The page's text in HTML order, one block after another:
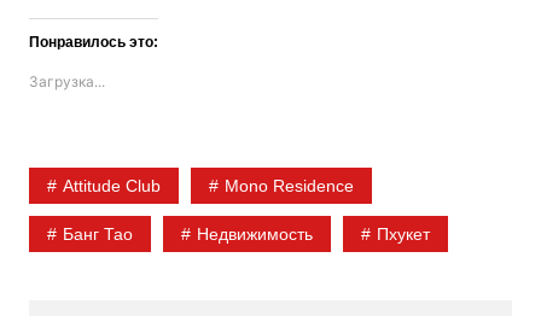
Понравилось это:
Загрузка...
Attitude Club Mono Residence
Банг Тао Недвижимость Пхукет